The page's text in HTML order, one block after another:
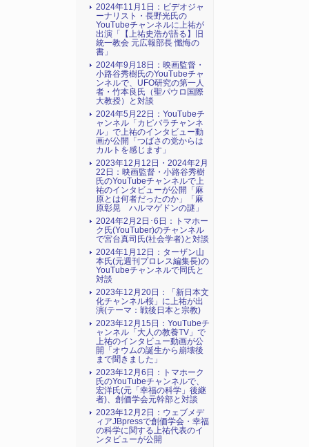
2024年11月1日：ビデオジャ
ーナリスト・長野光氏の
YouTubeチャンネルに上祐が
出演「【上祐史浩が語る】旧
統一教会 元広報部長 懺悔の
書」
2024年9月18日：映画監督・
小路谷秀樹氏のYouTubeチャ
ンネルで、UFO研究の第一人
者・竹本良氏（聖パウロ国際
大教授）と対談
2024年5月22日：YouTubeチ
ャンネル「カピバラチャンネ
ル」で上祐のインタビュー動
画が公開「つばさの党からは
カルトを感じます」
2023年12月12日・2024年2月
22日：映画監督・小路谷秀樹
氏のYouTubeチャンネルで上
祐のインタビューが公開「麻
原とは何者だったのか」「麻
原彰晃 ハルマゲドンの謎」
2024年2月2日･6日：トマホー
ク氏(YouTuber)のチャンネル
で宮台真司氏(社会学者)と対談
2024年1月12日：ターザン山
本氏(元週刊プロレス編集長)の
YouTubeチャンネルで同氏と
対談
2023年12月20日：「新日本文
化チャンネル桜」に上祐が出
演(テーマ：戦後日本と宗教)
2023年12月15日：YouTubeチ
ャンネル「大人の教養TV」で
上祐のインタビュー動画が公
開「オウムの誕生から崩壊後
まで聞きました」
2023年12月6日：トマホーク
氏のYouTubeチャンネルで、
宏洋氏(元「幸福の科学」後継
者)、創価学会元幹部と対談
2023年12月2日：ウェブメデ
ィアJBpressで創価学会・幸福
の科学に関する上祐代表のイ
ンタビューが公開